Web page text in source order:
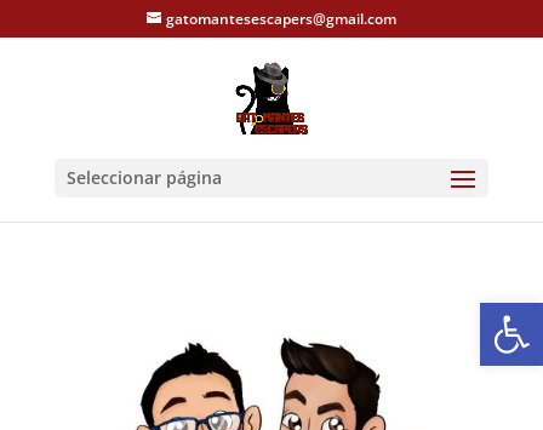
gatomantesescapers@gmail.com
Seleccionar página